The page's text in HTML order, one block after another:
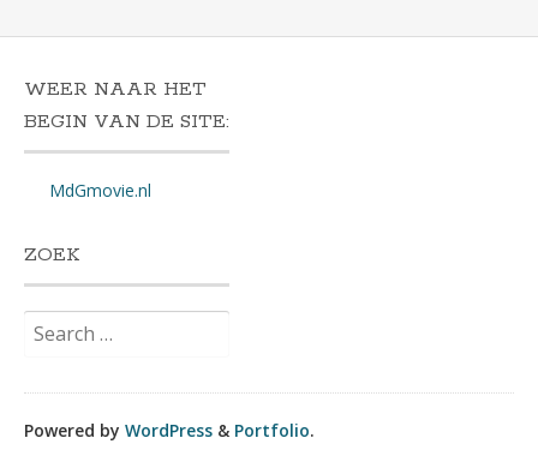
WEER NAAR HET
BEGIN VAN DE SITE:
MdGmovie.nl
ZOEK
for:
Powered by WordPress & Portfolio.